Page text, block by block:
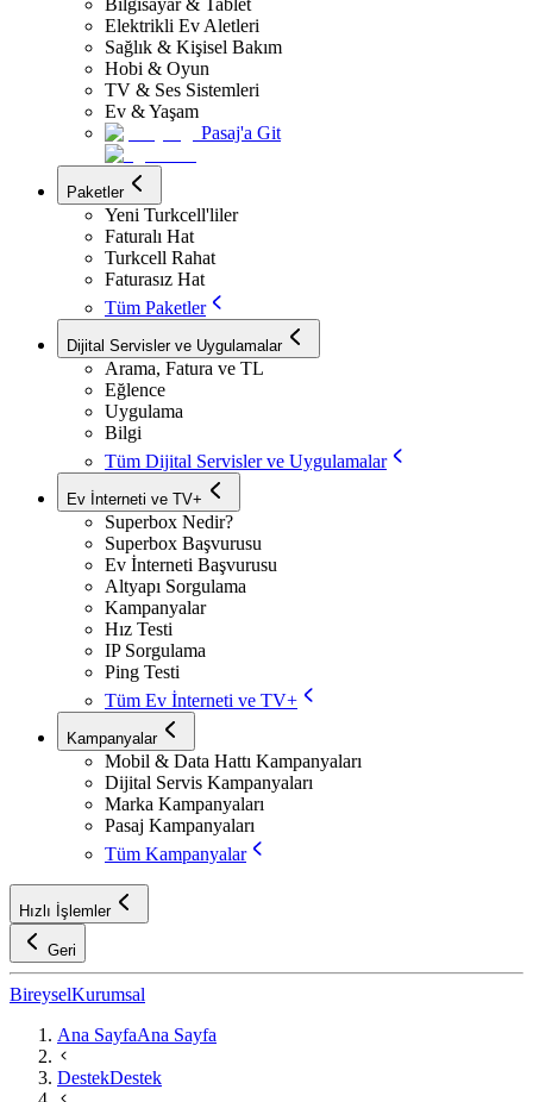
Bilgisayar & Tablet
Elektrikli Ev Aletleri
Sağlık & Kişisel Bakım
Hobi & Oyun
TV & Ses Sistemleri
Ev & Yaşam
Pasaj'a Git
Paketler
Yeni Turkcell'liler
Faturalı Hat
Turkcell Rahat
Faturasız Hat
Tüm Paketler
Dijital Servisler ve Uygulamalar
Arama, Fatura ve TL
Eğlence
Uygulama
Bilgi
Tüm Dijital Servisler ve Uygulamalar
Ev İnterneti ve TV+
Superbox Nedir?
Superbox Başvurusu
Ev İnterneti Başvurusu
Altyapı Sorgulama
Kampanyalar
Hız Testi
IP Sorgulama
Ping Testi
Tüm Ev İnterneti ve TV+
Kampanyalar
Mobil & Data Hattı Kampanyaları
Dijital Servis Kampanyaları
Marka Kampanyaları
Pasaj Kampanyaları
Tüm Kampanyalar
Hızlı İşlemler
Geri
BireyselKurumsal
Ana SayfaAna Sayfa
DestekDestek